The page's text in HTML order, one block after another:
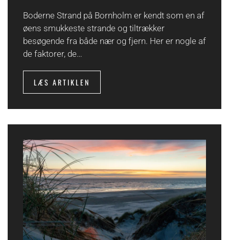
Boderne Strand på Bornholm er kendt som en af
​​øens smukkeste strande og tiltrækker
besøgende fra både nær og fjern. Her er nogle af
de faktorer, de…
LÆS ARTIKLEN